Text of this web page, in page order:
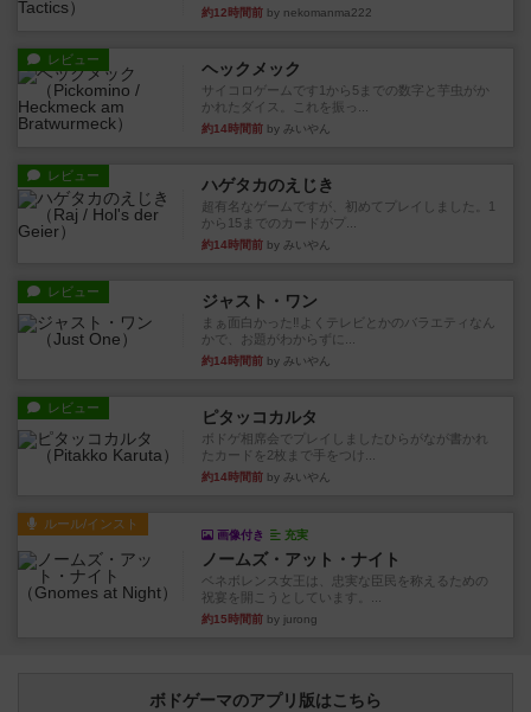
約12時間前 by nekomanma222
レビュー ヘックメック
サイコロゲームです1から5までの数字と芋虫がか
かれたダイス。これを振っ...
約14時間前 by みいやん
レビュー ハゲタカのえじき
超有名なゲームですが、初めてプレイしました。1
から15までのカードがプ...
約14時間前 by みいやん
レビュー ジャスト・ワン
まぁ面白かった‼️よくテレビとかのバラエティなん
かで、お題がわからずに...
約14時間前 by みいやん
レビュー ピタッコカルタ
ボドゲ相席会でプレイしましたひらがなが書かれ
たカードを2枚まで手をつけ...
約14時間前 by みいやん
ルール/インスト
画像付き 充実
ノームズ・アット・ナイト
ベネボレンス女王は、忠実な臣民を称えるための
祝宴を開こうとしています。...
約15時間前 by jurong
ボドゲーマのアプリ版はこちら